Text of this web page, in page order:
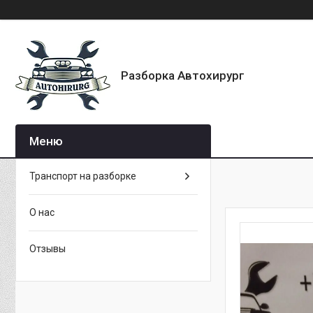
Разборка Автохирург
Транспорт на разборке
О нас
Отзывы